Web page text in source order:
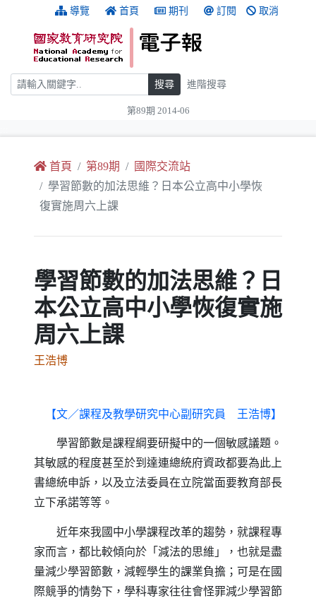
跳到主要內容 導覽 首頁 期刊 訂閱 取消
搜尋 搜尋 進階搜尋
第89期 2014-06
首頁 第89期
國際交流站
學習節數的加法思維？日本公立高中小學恢
復實施周六上課
學習節數的加法思維？日
本公立高中小學恢復實施
周六上課
王浩博
【文／課程及教學研究中心副研究員 王浩博】
學習節數是課程綱要研擬中的一個敏感議題。
其敏感的程度甚至於到達連總統府資政都要為此上
書總統申訴，以及立法委員在立院當面要教育部長
立下承諾等等。
近年來我國中小學課程改革的趨勢，就課程專
家而言，都比較傾向於「減法的思維」，也就是盡
量減少學習節數，減輕學生的課業負擔；可是在國
際競爭的情勢下，學科專家往往會怪罪減少學習節